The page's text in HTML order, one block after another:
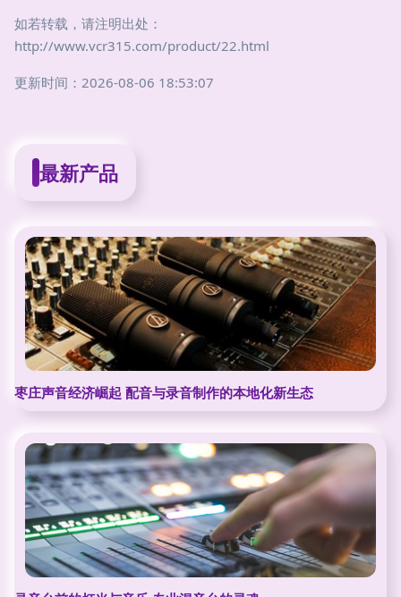
如若转载，请注明出处：
http://www.vcr315.com/product/22.html
更新时间：2026-08-06 18:53:07
最新产品
枣庄声音经济崛起 配音与录音制作的本地化新生态